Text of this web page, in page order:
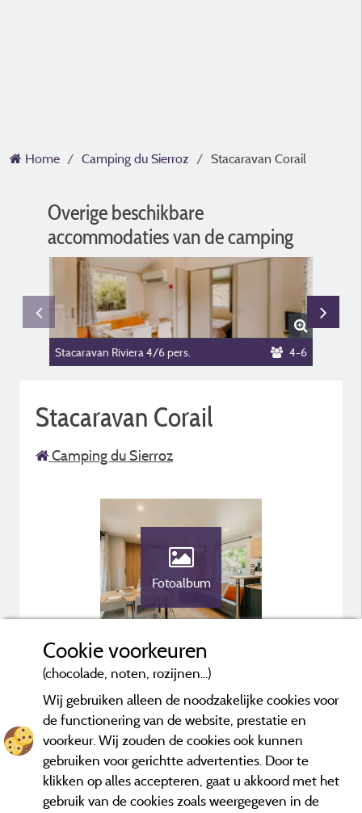
Home Camping du Sierroz Stacaravan Corail
Overige beschikbare
accommodaties van de camping
Stacaravan Riviera 4/6 pers. 4-6
Stacaravan Corail
Camping du Sierroz
Fotoalbum
Beschikbaarheid & Reservering
Services
Cookie voorkeuren
(chocolade, noten, rozijnen...)
Wij gebruiken alleen de noodzakelijke cookies voor
de functionering van de website, prestatie en
voorkeur. Wij zouden de cookies ook kunnen
gebruiken voor gerichtte advertenties. Door te
klikken op alles accepteren, gaat u akkoord met het
gebruik van de cookies zoals weergegeven in de